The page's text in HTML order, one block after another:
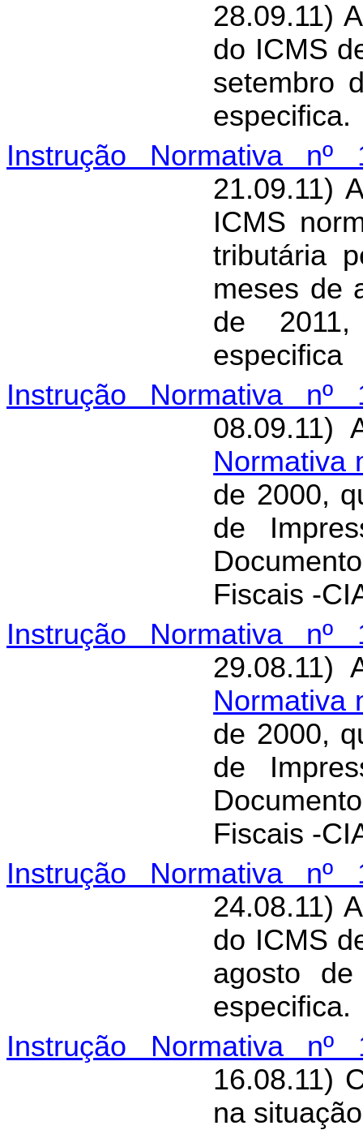
28.09.11)
do ICMS
setembro
especifica.
Instrução Normativa nº
21.09.11)
ICMS
tributária
meses de
de
especifica
Instrução Normativa nº
08.09.11)
Normativa
de 2000,
de
Fiscais -
Instrução Normativa nº
29.08.11)
Normativa
de 2000,
de
Fiscais -
Instrução Normativa nº
24.08.11)
do ICMS
agosto
especifica.
Instrução Normativa nº
16.08.11)
na